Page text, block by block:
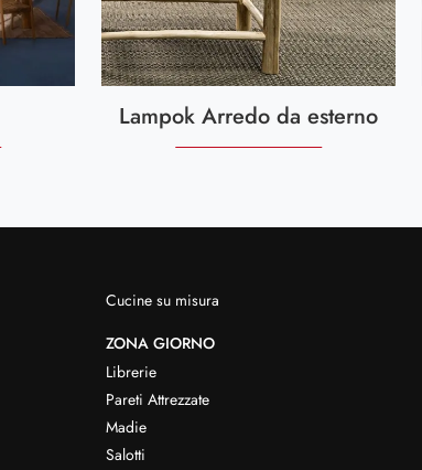
Lampok Arredo da esterno
Cucine su misura
ZONA GIORNO
Librerie
Pareti Attrezzate
Madie
Salotti